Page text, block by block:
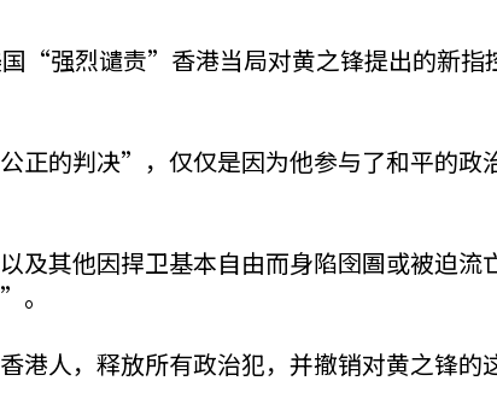
“强烈谴责”香港当局对黄之锋提出的新指
的判决”，仅仅是因为他参与了和平的政
其他因捍卫基本自由而身陷囹圄或被迫流
。
人，释放所有政治犯，并撤销对黄之锋的